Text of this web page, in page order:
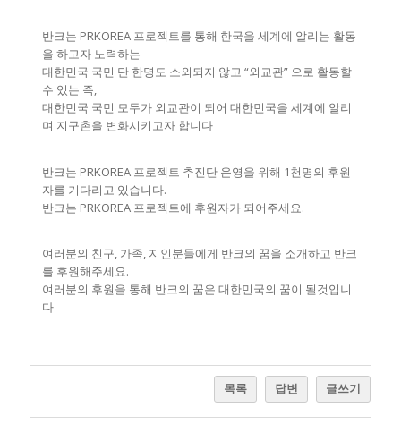
반크는 PRKOREA 프로젝트를 통해 한국을 세계에 알리는 활동
을 하고자 노력하는
대한민국 국민 단 한명도 소외되지 않고 “외교관” 으로 활동할
수 있는 즉,
대한민국 국민 모두가 외교관이 되어 대한민국을 세계에 알리
며 지구촌을 변화시키고자 합니다
반크는 PRKOREA 프로젝트 추진단 운영을 위해 1천명의 후원
자를 기다리고 있습니다.
반크는 PRKOREA 프로젝트에 후원자가 되어주세요.
여러분의 친구, 가족, 지인분들에게 반크의 꿈을 소개하고 반크
를 후원해주세요.
여러분의 후원을 통해 반크의 꿈은 대한민국의 꿈이 될것입니
다
목록 답변 글쓰기